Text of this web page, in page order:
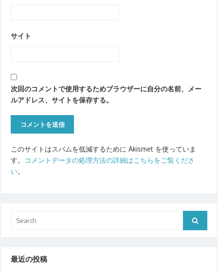
サイト
次回のコメントで使用するためブラウザーに自分の名前、メー
ルアドレス、サイトを保存する。
このサイトはスパムを低減するために Akismet を使っていま
す。
コメントデータの処理方法の詳細はこちらをご覧くださ
い。
for:
Search
最近の投稿